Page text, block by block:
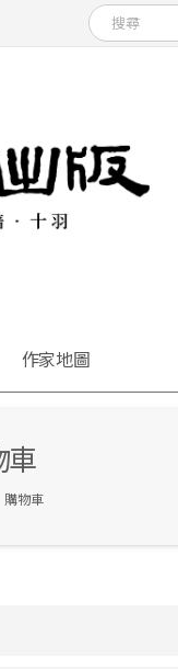
作家地圖
車
購物車